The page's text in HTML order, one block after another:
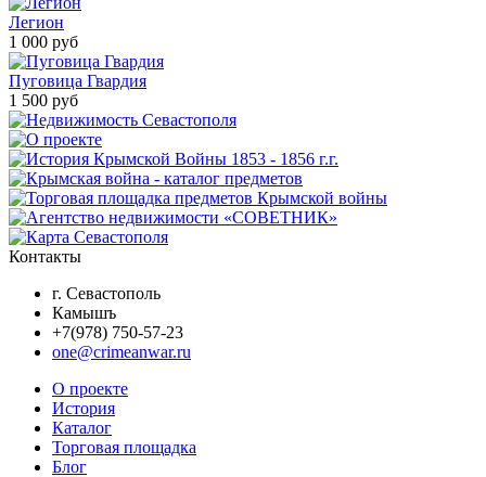
Легион
1 000 руб
Пуговица Гвардия
1 500 руб
Контакты
г. Севастополь
Камышъ
+7(978) 750-57-23
one@crimeanwar.ru
О проекте
История
Каталог
Торговая площадка
Блог